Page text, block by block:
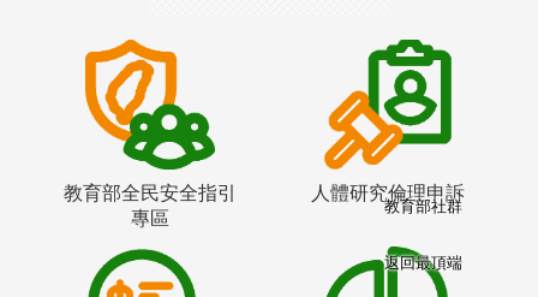
教育部全民安全指引
專區
人體研究倫理申訴
教育部社群
返回最頂端